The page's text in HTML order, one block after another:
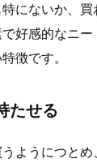
にないか、
好感的なニ
徴です。
たせる
ようにつと